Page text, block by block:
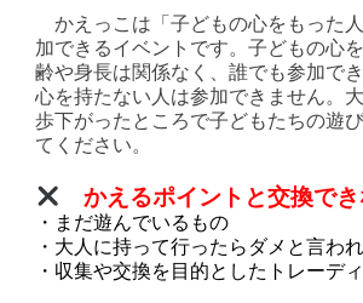
かえっこは「子どもの心をもった
加できるイベントです。子どもの心
齢や身長は関係なく、誰でも参加で
心を持たない人は参加できません。
歩下がったところで子どもたちの遊
てください。
かえるポイントと交換で
・まだ遊んでいるもの
・大人に持って行ったらダメと言わ
・収集や交換を目的としたトレーデ